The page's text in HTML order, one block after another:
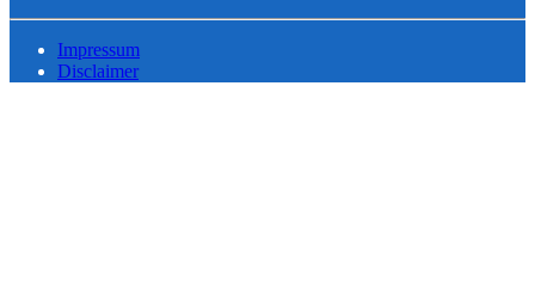
Impressum
Disclaimer